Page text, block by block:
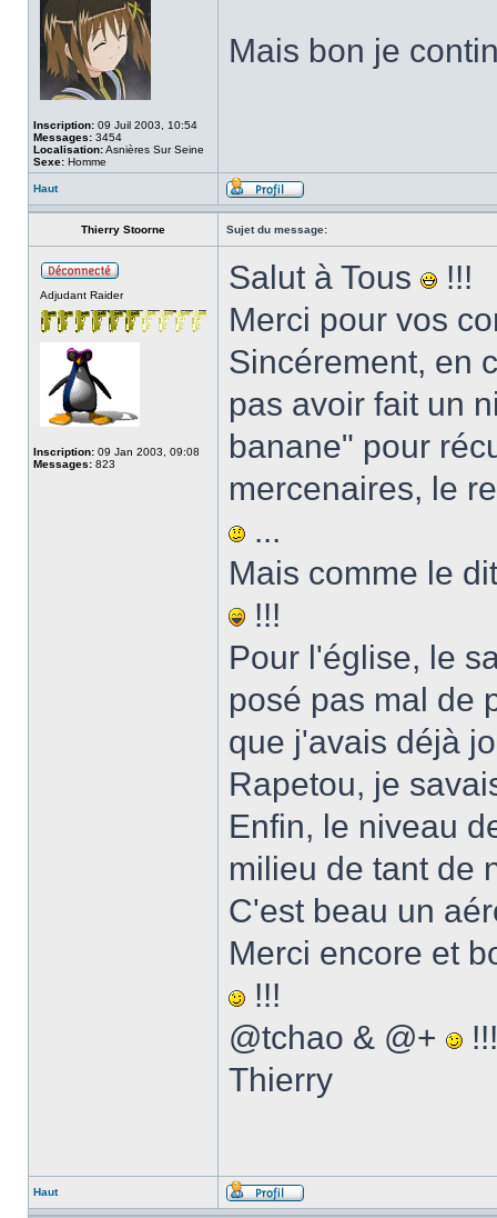
Inscription: 09 Juil 2003, 10:54
Messages: 3454
Localisation:Asnières Sur Seine
Sexe: Homme
Mais bon je
Haut
Thierry Stoorne Sujet du message:
Adjudant Raider
Inscription: 09 Jan 2003, 09:08
Messages: 823
Salut à Tous
!!!
Merci pour vos
Sincérement, en
pas avoir fait un
banane" pour
mercenaires, le
...
Mais comme le
!!!
Pour l'église, le
posé pas mal de
que j'avais déjà
Rapetou, je
Enfin, le niveau
milieu de tant de
C'est beau un
Merci encore et
!!!
@tchao & @+
!!!
Thierry
Haut